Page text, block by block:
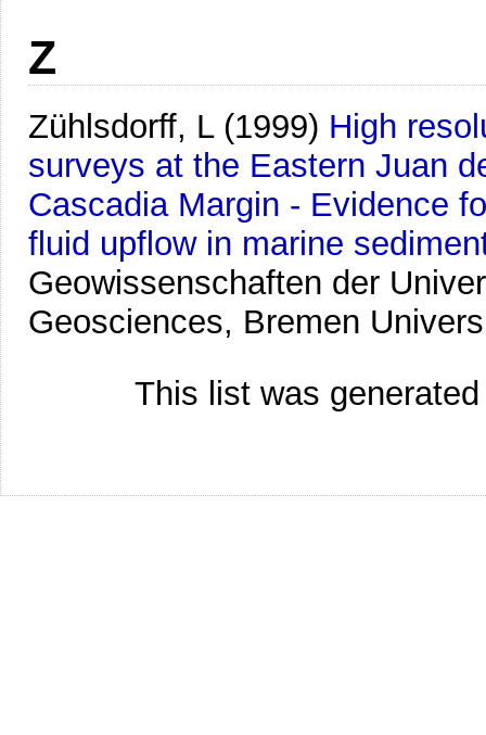
Z
Zühlsdorff, L (1999) High
surveys at the Eastern Juan
Cascadia Margin - Evidence
fluid upflow in marine
Geowissenschaften der
Geosciences, Bremen
This list was